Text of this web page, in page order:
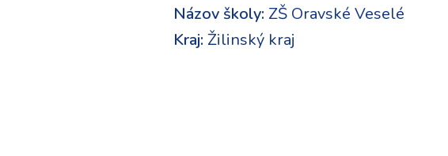
Názov školy: ZŠ Oravské Veselé
Kraj: Žilinský kraj